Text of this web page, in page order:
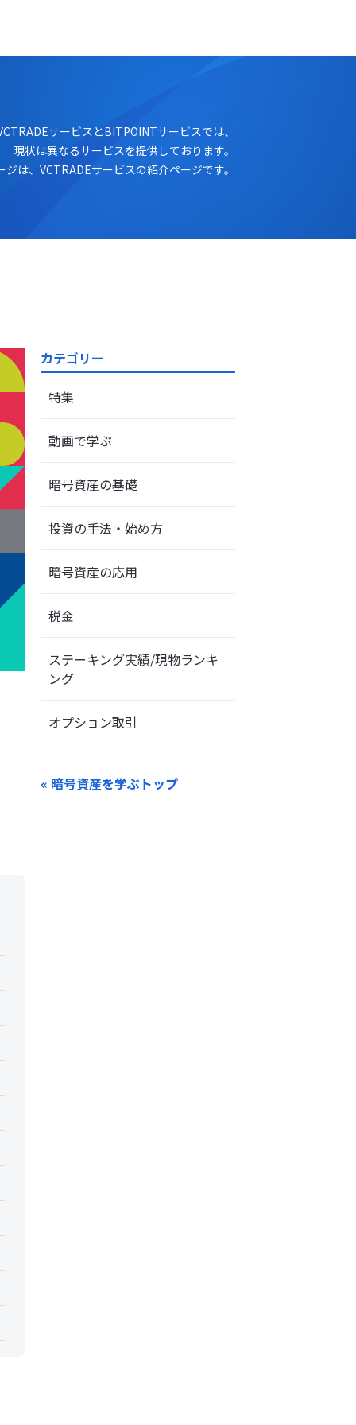
サービスとBITPOINTサービスでは、
現状は異なるサービスを提供しております。
ジは、VCTRADEサービスの紹介ページです。
カテゴリー
特集
動画で学ぶ
暗号資産の基礎
投資の手法・始め方
暗号資産の応用
税金
ステーキング実績/現物ランキ
ング
オプション取引
« 暗号資産を学ぶトップ